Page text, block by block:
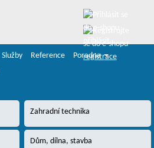
registrace
Služby Reference
Poradna
Zahradní technika
Dům, dílna, stavba